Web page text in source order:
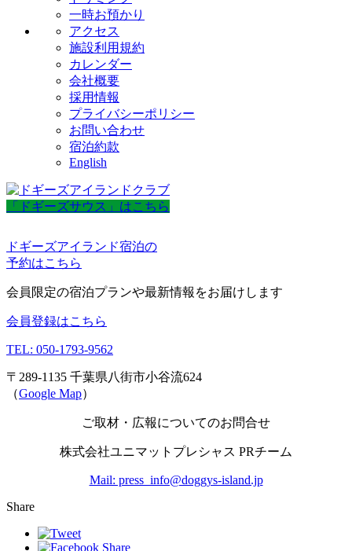
一時お預かり
アクセス
施設利用規約
カレンダー
会社概要
採用情報
プライバシーポリシー
お問い合わせ
宿泊約款
English
「ドギーズサウス」はこちら
ドギーズアイランド宿泊の
予約はこちら
会員限定の宿泊プランや最新情報をお届けします
会員登録はこちら
TEL: 050-1793-9562
〒289-1135 千葉県八街市小谷流624
（Google Map）
ご取材・広報についてのお問合せ
株式会社ユニマットプレシャス PRチーム
Mail: press_info@doggys-island.jp
Share